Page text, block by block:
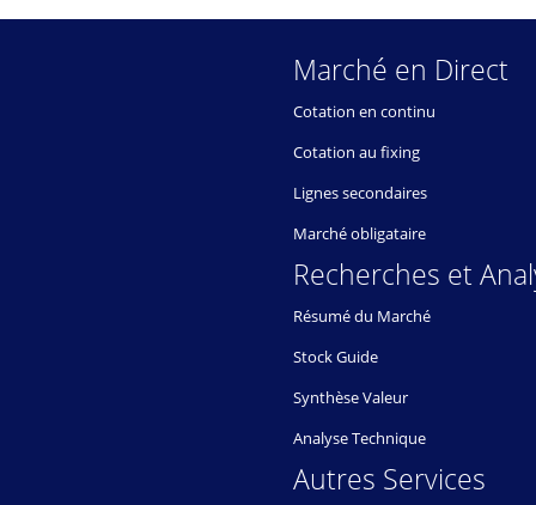
Marché en Direct
Cotation en continu
Cotation au fixing
Lignes secondaires
Marché obligataire
Recherches et
Résumé du Marché
Stock Guide
Synthèse Valeur
Analyse Technique
Autres Services